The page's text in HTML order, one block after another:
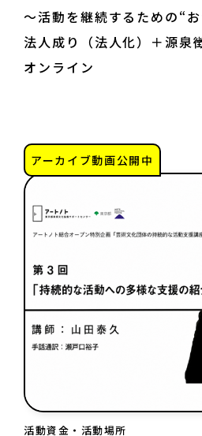
～活動を継続するための“
法人成り（法人化）＋源泉
オンライン
アーカイブ動画公開中
活動資金・活動場所